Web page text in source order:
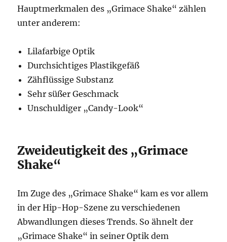
Hauptmerkmalen des „Grimace Shake“ zählen
unter anderem:
Lilafarbige Optik
Durchsichtiges Plastikgefäß
Zähflüssige Substanz
Sehr süßer Geschmack
Unschuldiger „Candy-Look“
Zweideutigkeit des „Grimace
Shake“
Im Zuge des „Grimace Shake“ kam es vor allem
in der Hip-Hop-Szene zu verschiedenen
Abwandlungen dieses Trends. So ähnelt der
„Grimace Shake“ in seiner Optik dem